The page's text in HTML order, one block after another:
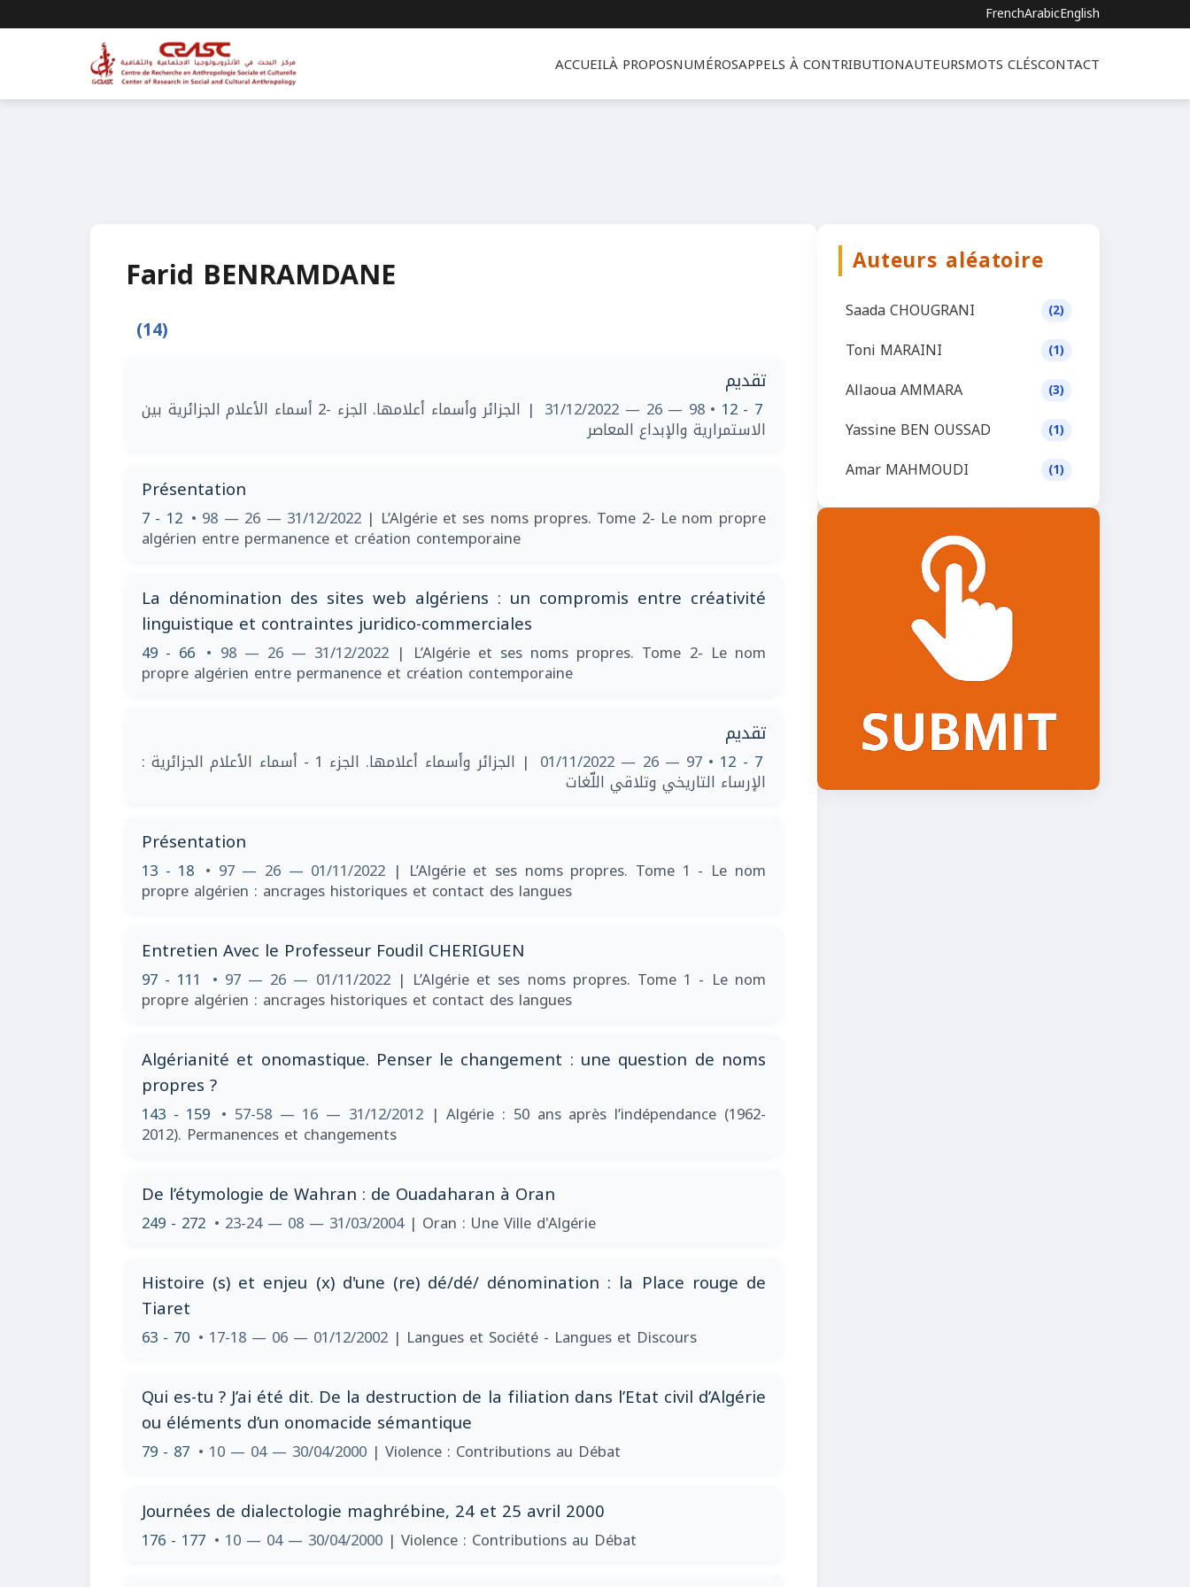
FrenchArabicEnglish
ACCUEILÀ PROPOSNUMÉROSAPPELS À CONTRIBUTIONAUTEURSMOTS CLÉSCONTACT
Farid BENRAMDANE
(14)
تقديم
7 - 12
• 98 — 26 — 31/12/2022 | الجزائر وأسماء أعلامها. الجزء -2 أسماء الأعلام الجزائرية بين
الاستمرارية والإبداع المعاصر
Présentation
7 - 12 • 98 — 26 — 31/12/2022 | L’Algérie et ses noms propres. Tome 2- Le nom propre
algérien entre permanence et création contemporaine
La dénomination des sites web algériens : un compromis entre créativité
linguistique et contraintes juridico-commerciales
49 - 66 • 98 — 26 — 31/12/2022 | L’Algérie et ses noms propres. Tome 2- Le nom
propre algérien entre permanence et création contemporaine
تقديم
7 - 12
• 97 — 26 — 01/11/2022 | الجزائر وأسماء أعلامها. الجزء 1 - أسماء الأعلام الجزائرية :
الإرساء التاريخي وتلاقي اللّغات
Présentation
13 - 18 • 97 — 26 — 01/11/2022 | L’Algérie et ses noms propres. Tome 1 - Le nom
propre algérien : ancrages historiques et contact des langues
Entretien Avec le Professeur Foudil CHERIGUEN
97 - 111 • 97 — 26 — 01/11/2022 | L’Algérie et ses noms propres. Tome 1 - Le nom
propre algérien : ancrages historiques et contact des langues
Algérianité et onomastique. Penser le changement : une question de noms
propres ?
143 - 159 • 57-58 — 16 — 31/12/2012 | Algérie : 50 ans après l’indépendance (1962-
2012). Permanences et changements
De l’étymologie de Wahran : de Ouadaharan à Oran
249 - 272 • 23-24 — 08 — 31/03/2004 | Oran : Une Ville d'Algérie
Histoire (s) et enjeu (x) d'une (re) dé/dé/ dénomination : la Place rouge de
Tiaret
63 - 70 • 17-18 — 06 — 01/12/2002 | Langues et Société - Langues et Discours
Qui es-tu ? J’ai été dit. De la destruction de la filiation dans l’Etat civil d’Algérie
ou éléments d’un onomacide sémantique
79 - 87 • 10 — 04 — 30/04/2000 | Violence : Contributions au Débat
Journées de dialectologie maghrébine, 24 et 25 avril 2000
176 - 177 • 10 — 04 — 30/04/2000 | Violence : Contributions au Débat
Auteurs aléatoire
Saada CHOUGRANI (2)
Toni MARAINI (1)
Allaoua AMMARA (3)
Yassine BEN OUSSAD (1)
Amar MAHMOUDI (1)